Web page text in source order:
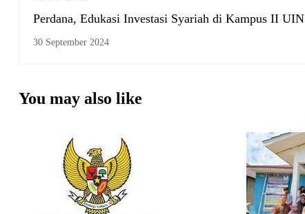
Perdana, Edukasi Investasi Syariah di Kampus II UIN
Antasari
30 September 2024
You may also like